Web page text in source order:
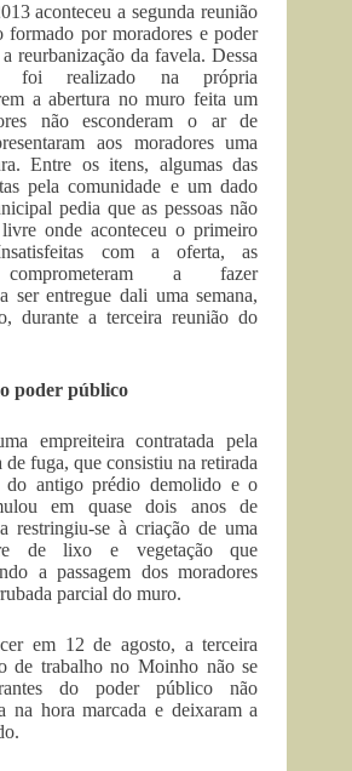
aconteceu a segunda reunião
formado por moradores e poder
reurbanização da favela. Dessa
foi realizado na própria
a abertura no muro feita um
não esconderam o ar de
aos moradores uma
Entre os itens, algumas das
pela comunidade e um dado
pedia que as pessoas não
livre onde aconteceu o primeiro
com a oferta, as
a fazer
a ser entregue dali uma semana,
durante a terceira reunião do
poder público
empreiteira contratada pela
fuga, que consistiu na retirada
do antigo prédio demolido e o
em quase dois anos de
restringiu-se à criação de uma
de lixo e vegetação que
a passagem dos moradores
parcial do muro.
em 12 de agosto, a terceira
de trabalho no Moinho não se
do poder público não
na hora marcada e deixaram a